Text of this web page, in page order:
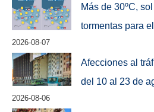
Más de 30ºC,
tormentas para
2026-08-07
Afecciones al
del 10 al 23 de
2026-08-06